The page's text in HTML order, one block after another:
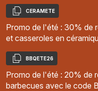
Copier
CERAMETE
Promo de l'été : 30% de
et casseroles en
Copier
BBQETE26
Promo de l'été : 20% de
barbecues avec le code